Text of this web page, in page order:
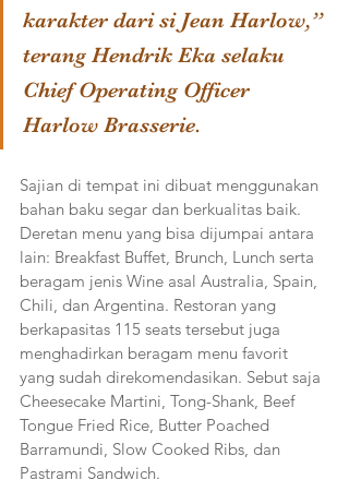
karakter dari si Jean Harlow,”
terang Hendrik Eka selaku
Chief Operating Officer
Harlow Brasserie.
Sajian di tempat ini dibuat menggunakan
bahan baku segar dan berkualitas baik.
Deretan menu yang bisa dijumpai antara
lain: Breakfast Buffet, Brunch, Lunch serta
beragam jenis Wine asal Australia, Spain,
Chili, dan Argentina. Restoran yang
berkapasitas 115 seats tersebut juga
menghadirkan beragam menu favorit
yang sudah direkomendasikan. Sebut saja
Cheesecake Martini, Tong-Shank, Beef
Tongue Fried Rice, Butter Poached
Barramundi, Slow Cooked Ribs, dan
Pastrami Sandwich.